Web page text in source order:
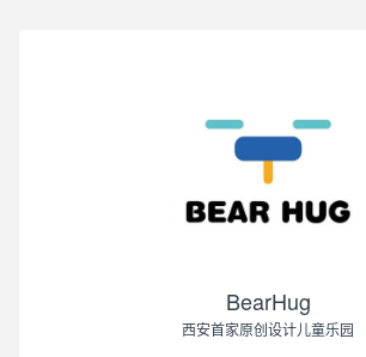
BearHug
西安首家原创设计儿童乐园